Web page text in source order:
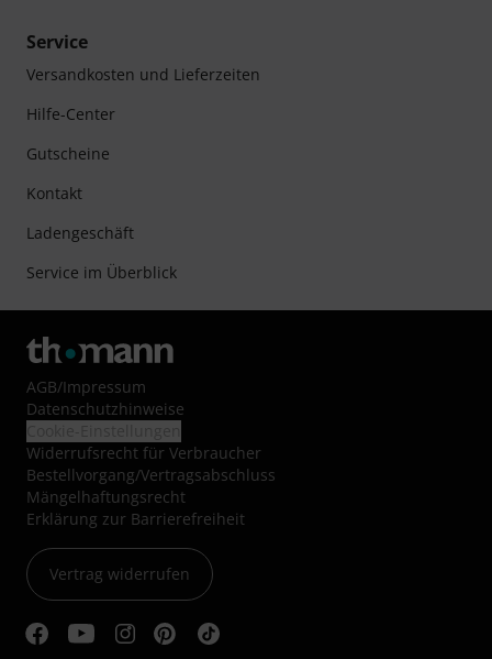
Service
Versandkosten und Lieferzeiten
Hilfe-Center
Gutscheine
Kontakt
Ladengeschäft
Service im Überblick
AGB/Impressum
Datenschutzhinweise
Widerrufsrecht für Verbraucher
Bestellvorgang/Vertragsabschluss
Mängelhaftungsrecht
Erklärung zur Barrierefreiheit
Vertrag widerrufen